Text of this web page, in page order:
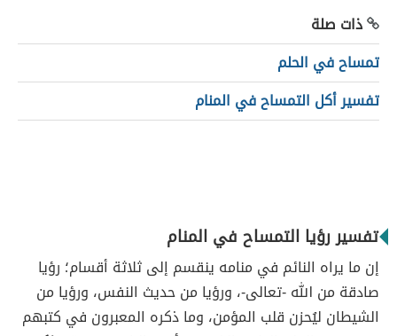
ذات صلة
تمساح في الحلم
تفسير أكل التمساح في المنام
تفسير رؤيا التمساح في المنام
إن ما يراه النائم في منامه ينقسم إلى ثلاثة أقسام؛ رؤيا
صادقة من الله -تعالى-، ورؤيا من حديث النفس، ورؤيا من
الشيطان ليُحزن قلب المؤمن، وما ذكره المعبرون في كتبهم